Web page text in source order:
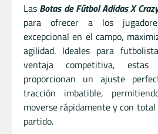
Las Botas de Fútbol Adidas X
para ofrecer a los
excepcional en el campo,
agilidad. Ideales para
ventaja competitiva,
proporcionan un ajuste
tracción imbatible,
moverse rápidamente y con
partido.